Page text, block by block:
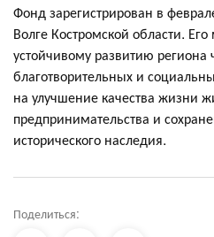
Фонд зарегистрирован в
Волге Костромской области.
устойчивому развитию
благотворительных и
на улучшение качества жизни
предпринимательства и
исторического наследия.
Поделиться: